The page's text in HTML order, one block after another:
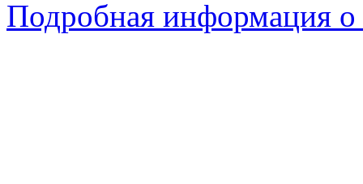
Подробная информация